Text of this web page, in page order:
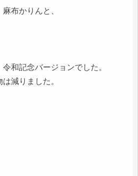
布かりんと、
和記念バージョンでした。
減りました。